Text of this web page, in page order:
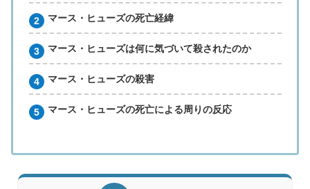
マース・ヒューズの死亡経緯
マース・ヒューズは何に気づいて殺されたのか
マース・ヒューズの殺害
マース・ヒューズの死亡による周りの反応